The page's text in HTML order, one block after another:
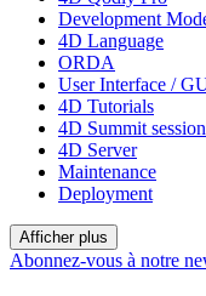
Development
4D Language
ORDA
User Interface /
4D Tutorials
4D Summit
4D Server
Maintenance
Deployment
Afficher plus
Abonnez-vous à notre